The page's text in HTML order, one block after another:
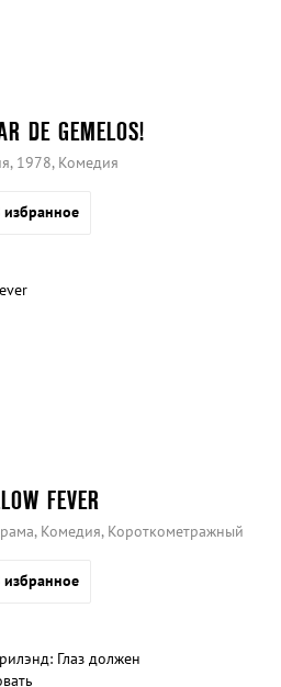
DE GEMELOS!
1978, Комедия
избранное
FEVER
Комедия, Короткометражный
избранное